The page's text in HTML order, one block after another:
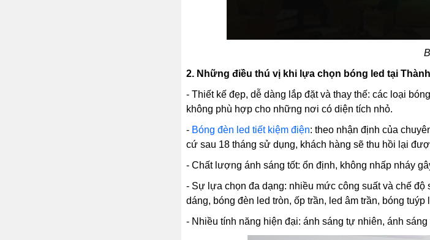
2. Những điều thú vị khi lựa chọn bóng led tại
- Thiết kế đẹp, dễ dàng lắp đặt và thay thế: các loại
không phù hợp cho những nơi có diện tích nhỏ.
- Bóng đèn led tiết kiệm điện: theo nhận định của
cứ sau 18 tháng sử dụng, khách hàng sẽ thu hồi lại
- Chất lượng ánh sáng tốt: ổn định, không nhấp nháy
- Sự lựa chọn đa dạng: nhiều mức công suất và chế
dáng, bóng đèn led tròn, ốp trần, led âm trần, bóng tuýp
- Nhiều tính năng hiện đại: ánh sáng tự nhiên, ánh